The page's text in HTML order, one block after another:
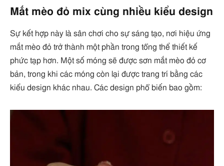
Mắt mèo đỏ mix cùng nhiều kiểu design
Sự kết hợp này là sân chơi cho sự sáng tạo, nơi hiệu ứng
mắt mèo đỏ trở thành một phần trong tổng thể thiết kế
phức tạp hơn. Một số móng sẽ được sơn mắt mèo đỏ cơ
bản, trong khi các móng còn lại được trang trí bằng các
kiểu design khác nhau. Các design phổ biến bao gồm: